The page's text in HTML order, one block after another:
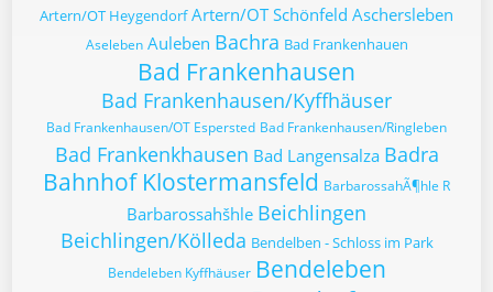
Artern/OT Heygendorf Artern/OT Schönfeld Aschersleben
Aseleben Auleben Bachra Bad Frankenhauen
Bad Frankenhausen
Bad Frankenhausen/Kyffhäuser
Bad Frankenhausen/OT Espersted Bad Frankenhausen/Ringleben
Bad Frankenkhausen Bad Langensalza Badra
Bahnhof Klostermansfeld BarbarossahÃ¶hle R
Barbarossahšhle Beichlingen
Beichlingen/Kölleda Bendelben - Schloss im Park
Bendeleben Kyffhäuser Bendeleben